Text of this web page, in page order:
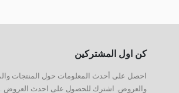
كن اول المشتركين
احصل على أحدث المعلومات حول المنتجات
والعروض. اشترك للحصول على احدث العروض .